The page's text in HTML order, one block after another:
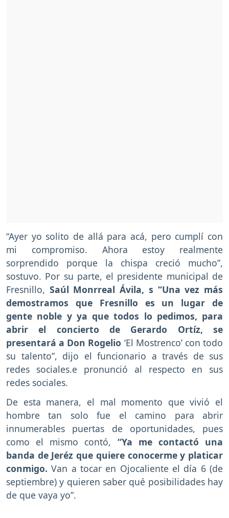
“Ayer yo solito de allá para acá, pero cumplí con
mi compromiso. Ahora estoy realmente
sorprendido porque la chispa creció mucho”,
sostuvo. Por su parte, el presidente municipal de
Fresnillo, Saúl Monrreal Ávila, s “Una vez más
demostramos que Fresnillo es un lugar de
gente noble y ya que todos lo pedimos, para
abrir el concierto de Gerardo Ortíz, se
presentará a Don Rogelio ‘El Mostrenco’ con todo
su talento”, dijo el funcionario a través de sus
redes sociales.e pronunció al respecto en sus
redes sociales.
De esta manera, el mal momento que vivió el
hombre tan solo fue el camino para abrir
innumerables puertas de oportunidades, pues
como el mismo contó, “Ya me contactó una
banda de Jeréz que quiere conocerme y platicar
conmigo.Van a tocar en Ojocaliente el día 6 (de
septiembre) y quieren saber qué posibilidades hay
de que vaya yo”.